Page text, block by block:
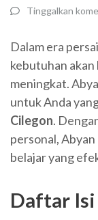
Tinggalkan
Dalam era
kebutuhan
meningkat.
untuk Anda
Cilegon.
personal,
belajar yang
Daftar Isi